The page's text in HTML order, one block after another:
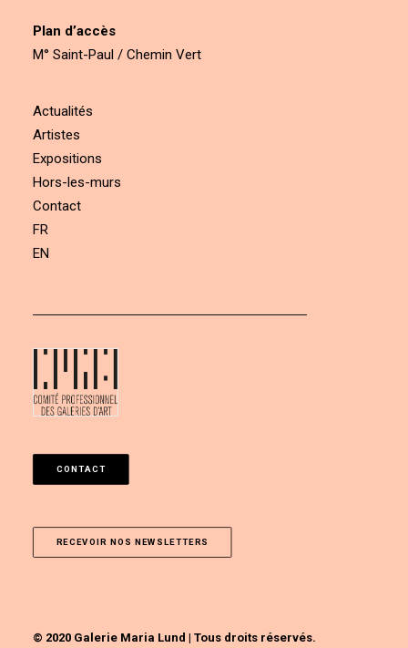
Plan d’accès
M° Saint-Paul / Chemin Vert
Actualités
Artistes
Expositions
Hors-les-murs
Contact
FR
EN
CONTACT
RECEVOIR NOS NEWSLETTERS
© 2020 Galerie Maria Lund | Tous droits réservés.